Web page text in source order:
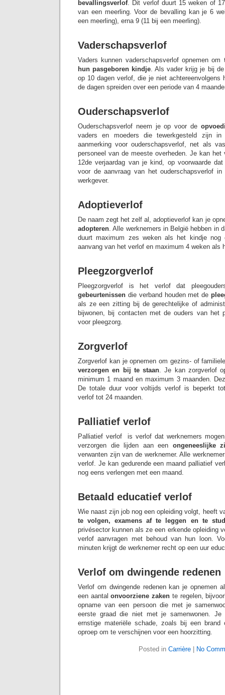
bevallingsverlof. Dit verlof duurt 15 weken of
van een meerling. Voor de bevalling kan je 6
een meerling), erna 9 (11 bij een meerling).
Vaderschapsverlof
Vaders kunnen vaderschapsverlof opnemen om
hun pasgeboren kindje. Als vader krijg je bij
op 10 dagen verlof, die je niet achtereenvolgens
de dagen spreiden over een periode van 4
Ouderschapsverlof
Ouderschapsverlof neem je op voor de
vaders en moeders die tewerkgesteld zijn
aanmerking voor ouderschapsverlof, net als
personeel van de meeste overheden. Je kan het
12de verjaardag van je kind, op voorwaarde
voor de aanvraag van het ouderschapsverlof
werkgever.
Adoptieverlof
De naam zegt het zelf al, adoptieverlof kan je
adopteren. Alle werknemers in België hebben in
duurt maximum zes weken als het kindje
aanvang van het verlof en maximum 4 weken als
Pleegzorgverlof
Pleegzorgverlof is het verlof dat
gebeurtenissen die verband houden met de
als ze een zitting bij de gerechtelijke of
bijwonen, bij contacten met de ouders van het
voor pleegzorg.
Zorgverlof
Zorgverlof kan je opnemen om gezins- of
verzorgen en bij te staan. Je kan zorgverlof
minimum 1 maand en maximum 3 maanden.
De totale duur voor voltijds verlof is beperkt
verlof tot 24 maanden.
Palliatief verlof
Palliatief verlof is verlof dat werknemers
verzorgen die lijden aan een ongeneeslijke
verwanten zijn van de werknemer. Alle
verlof. Je kan gedurende een maand palliatief
nog eens verlengen met een maand.
Betaald educatief verlof
Wie naast zijn job nog een opleiding volgt, heeft
te volgen, examens af te leggen en te
privésector kunnen als ze een erkende opleiding
verlof aanvragen met behoud van hun loon.
minuten krijgt de werknemer recht op een uur
Verlof om dwingende redenen
Verlof om dwingende redenen kan je opnemen
een aantalonvoorziene zaken te regelen,
opname van een persoon die met je
eerste graad die niet met je samenwonen.
ernstige materiële schade, zoals bij een
oproep om te verschijnen voor een hoorzitting.
Posted in Carrière| No